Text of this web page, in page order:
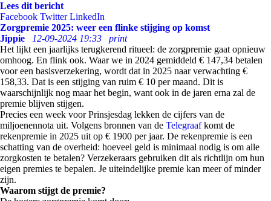
Lees dit bericht
Facebook Twitter LinkedIn
Zorgpremie 2025: weer een flinke stijging op komst
Jippie
12-09-2024 19:33
print
Het lijkt een jaarlijks terugkerend ritueel: de zorgpremie gaat opnieuw
omhoog. En flink ook. Waar we in 2024 gemiddeld € 147,34 betalen
voor een basisverzekering, wordt dat in 2025 naar verwachting €
158,33. Dat is een stijging van ruim € 10 per maand. Dit is
waarschijnlijk nog maar het begin, want ook in de jaren erna zal de
premie blijven stijgen.
Precies een week voor Prinsjesdag lekken de cijfers van de
miljoenennota uit. Volgens bronnen van de Telegraafkomt de
rekenpremie in 2025 uit op € 1900 per jaar. De rekenpremie is een
schatting van de overheid: hoeveel geld is minimaal nodig is om alle
zorgkosten te betalen? Verzekeraars gebruiken dit als richtlijn om hun
eigen premies te bepalen. Je uiteindelijke premie kan meer of minder
zijn.
Waarom stijgt de premie?